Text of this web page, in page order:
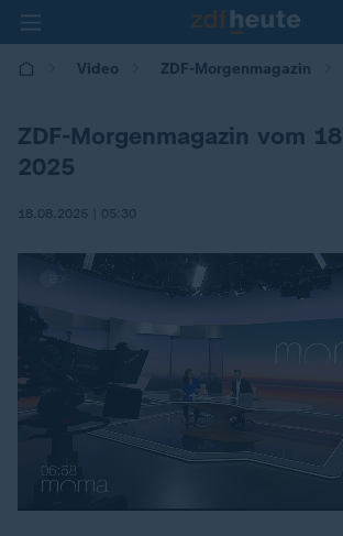
Video ZDF-Morgenmagazin
ZDF-Morgenmagazin vom
2025
18.08.2025 | 05:30